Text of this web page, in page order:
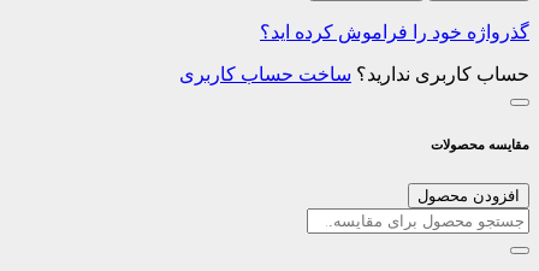
گذرواژه خود را فراموش کرده اید؟
حساب کاربری ندارید؟ ساخت حساب کاربری
مقایسه محصولات
افزودن محصول